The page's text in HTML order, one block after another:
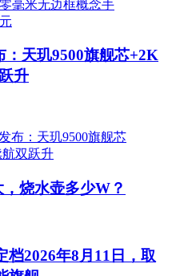
：天玑9500旗舰芯+2K
升
烧水壶多少W？
档2026年8月11日，取